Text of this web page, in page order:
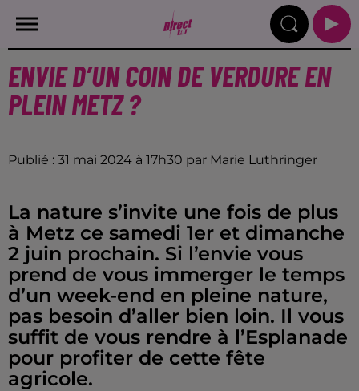
ENVIE D’UN COIN DE VERDURE EN
PLEIN METZ ?
Publié : 31 mai 2024 à 17h30 par Marie Luthringer
La nature s’invite une fois de plus
à Metz ce samedi 1er et dimanche
2 juin prochain. Si l’envie vous
prend de vous immerger le temps
d’un week-end en pleine nature,
pas besoin d’aller bien loin. Il vous
suffit de vous rendre à l’Esplanade
pour profiter de cette fête
agricole.